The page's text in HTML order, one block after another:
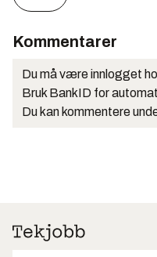
Kommentarer
Du må være innlogget
Bruk BankID for
Du kan kommentere